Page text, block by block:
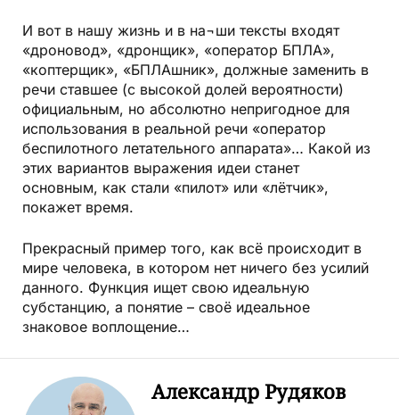
И вот в нашу жизнь и в на¬ши тексты входят
«дроновод», «дронщик», «оператор БПЛА»,
«коптерщик», «БПЛАшник», должные заменить в
речи ставшее (с высокой долей вероятности)
официальным, но абсолютно непригодное для
использования в реальной речи «оператор
беспилотного летательного аппарата»… Какой из
этих вариантов выражения идеи станет
основным, как стали «пилот» или «лётчик»,
покажет время.
Прекрасный пример того, как всё происходит в
мире человека, в котором нет ничего без усилий
данного. Функция ищет свою идеальную
субстанцию, а понятие – своё идеальное
знаковое воплощение…
Александр Рудяков